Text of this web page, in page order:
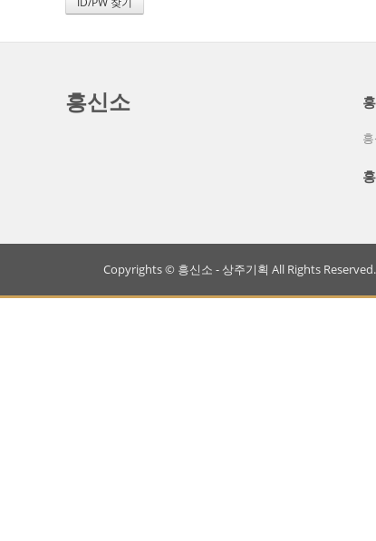
흥신소
Copyrights © 흥신소 - 상주기획 All Rights